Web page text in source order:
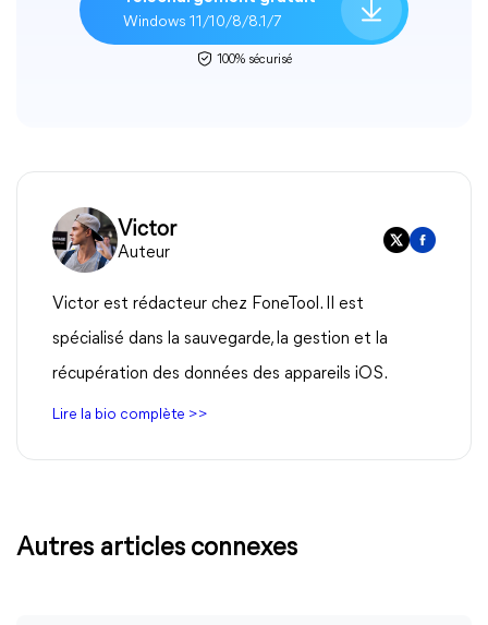
Windows 11/10/8/8.1/7
100% sécurisé
Victor
Auteur
Victor est rédacteur chez FoneTool. Il est
spécialisé dans la sauvegarde, la gestion et la
récupération des données des appareils iOS.
Lire la bio complète >>
Autres articles connexes